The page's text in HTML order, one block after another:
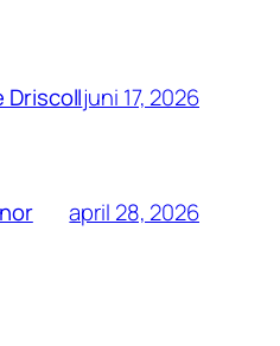
Driscolljuni 17, 2026
april 28, 2026